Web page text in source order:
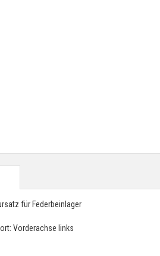
für Federbeinlager
Vorderachse links